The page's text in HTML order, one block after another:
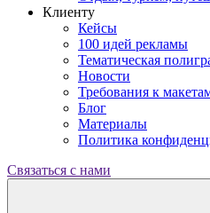
Клиенту
Кейсы
100 идей рекламы
Тематическая
Новости
Требования к
Блог
Материалы
Политика
Связаться с нами